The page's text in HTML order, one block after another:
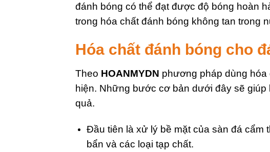
đánh bóng có thể đạt được độ bóng hoàn
trong hóa chất đánh bóng không tan trong
Hóa chất đánh bóng cho
Theo HOANMYDN phương pháp dùng hóa
hiện. Những bước cơ bản dưới đây sẽ
quả.
Đầu tiên là xử lý bề mặt của sàn đá cẩm
bẩn và các loại tạp chất.